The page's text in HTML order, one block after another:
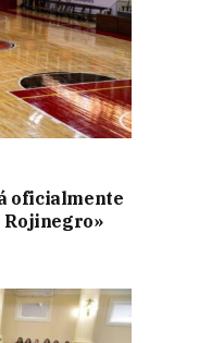
oficialmente
Rojinegro»